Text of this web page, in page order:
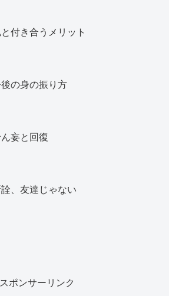
付き合うメリット
の身の振り方
妄と回復
、友達じゃない
スポンサーリンク